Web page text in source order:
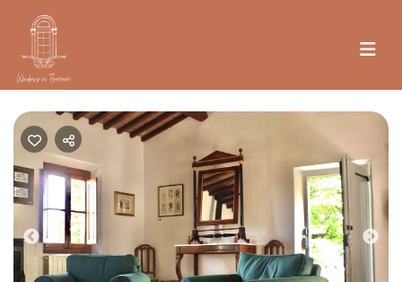
Previous